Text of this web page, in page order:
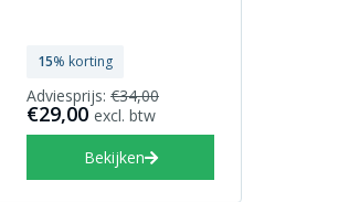
15% korting
Adviesprijs: €34,00
€29,00excl. btw
Bekijken